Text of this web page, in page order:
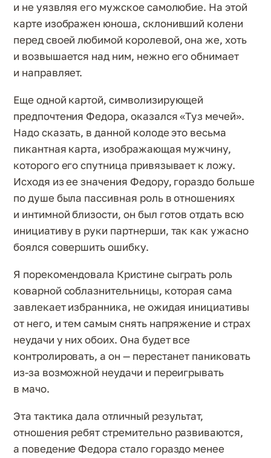
и не уязвляя его мужское самолюбие. На этой
карте изображен юноша, склонивший колени
перед своей любимой королевой, она же, хоть
и возвышается над ним, нежно его обнимает
и направляет.
Еще одной картой, символизирующей
предпочтения Федора, оказался «Туз мечей».
Надо сказать, в данной колоде это весьма
пикантная карта, изображающая мужчину,
которого его спутница привязывает к ложу.
Исходя из ее значения Федору, гораздо больше
по душе была пассивная роль в отношениях
и интимной близости, он был готов отдать всю
инициативу в руки партнерши, так как ужасно
боялся совершить ошибку.
Я порекомендовала Кристине сыграть роль
коварной соблазнительницы, которая сама
завлекает избранника, не ожидая инициативы
от него, и тем самым снять напряжение и страх
неудачи у них обоих. Она будет все
контролировать, а он — перестанет паниковать
из-за возможной неудачи и переигрывать
в мачо.
Эта тактика дала отличный результат,
отношения ребят стремительно развиваются,
а поведение Федора стало гораздо менее